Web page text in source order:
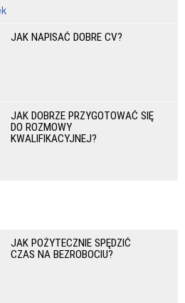
JAK NAPISAĆ DOBRE CV?
JAK DOBRZE PRZYGOTOWAĆ SIĘ
DO ROZMOWY
KWALIFIKACYJNEJ?
JAK POŻYTECZNIE SPĘDZIĆ
CZAS NA BEZROBOCIU?